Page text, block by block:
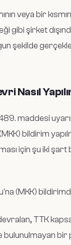
veya bir
şirket
şekilde
Nasıl
maddesi
bildirim
için şu iki şart
(MKK)
TTK
bulunulmayan